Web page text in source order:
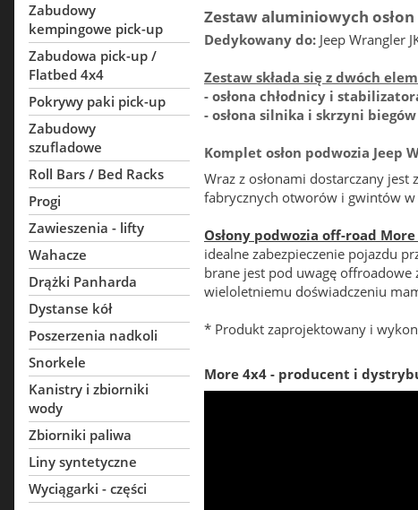
Zabudowy
kempingowe pick-up
Zabudowa pick-up /
Flatbed 4x4
Pokrywy paki pick-up
Zabudowy
szufladowe
Roll Bars / Bed Racks
Progi
Zawieszenia - lifty
Wahacze
Drążki Panharda
Dystanse kół
Poszerzenia nadkoli
Snorkele
Kanistry i zbiorniki
wody
Zbiorniki paliwa
Liny syntetyczne
Wyciągarki - części
Zestaw aluminiowych
Dedykowany do: Jeep Wrangler
Zestaw składa się z dwóch
- osłona chłodnicy i
- osłona silnika i skrzyni
Komplet osłon podwozia Jeep
Wraz z osłonami dostarczany
fabrycznych otworów i gwintów
Osłony podwozia off-road
idealne zabezpieczenie pojazdu
brane jest pod uwagę offroadowe
wieloletniemu doświadczeniu
* Produkt zaprojektowany i
More 4x4 - producent i